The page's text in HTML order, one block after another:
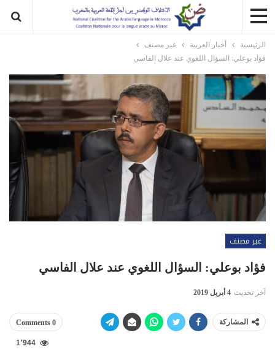
الرئيسية أخبار العربية
غير مصنف
فؤاد بوعلي: السؤال اللغوي عند علال الفاسي
غير مصنف
فؤاد بوعلي: السؤال اللغوي عند علال الفاسي
آخر تحديث 4 أبريل 2019
المشاركة 0 Comments
1٬944